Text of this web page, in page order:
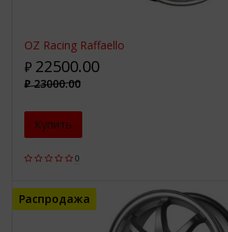
OZ Racing Raffaello
0
₽ 22500.00
₽ 23000.00
Купить
Распродажа